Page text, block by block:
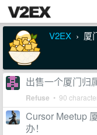
V2EX › 厦
出售一个厦门归
Refuse • 90
Cursor Meetup
办！